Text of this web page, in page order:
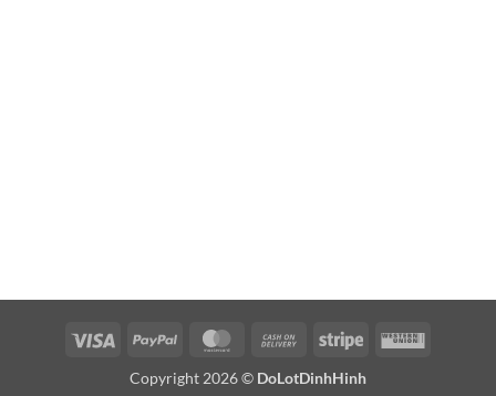
Visa PayPal MasterCardCash
Delivery
Stripe
Western
Copyright 2026 © DoLotDinhHinh